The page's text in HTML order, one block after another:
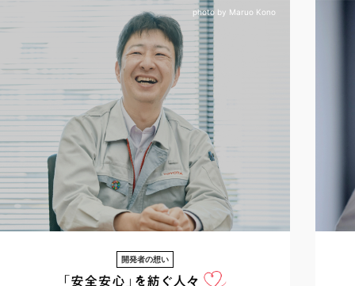
開発者の想い
photo by Maruo Kono